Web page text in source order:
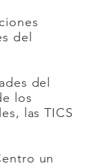
del
del
los
las TICS
un